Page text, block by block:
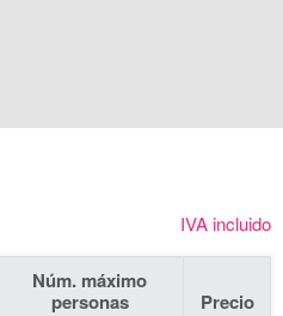
IVA incluido
Núm. máximo
personas
Precio